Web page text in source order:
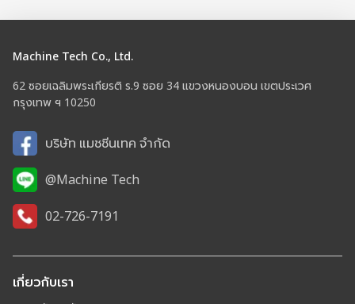
Machine Tech Co., Ltd.
62 ซอยเฉลิมพระเกียรติ ร.9 ซอย 34 แขวงหนองบอน เขตประเวศ
กรุงเทพ ฯ 10250
บริษัท แมชชีนเทค จำกัด
@Machine Tech
02-726-7191
เกี่ยวกับเรา